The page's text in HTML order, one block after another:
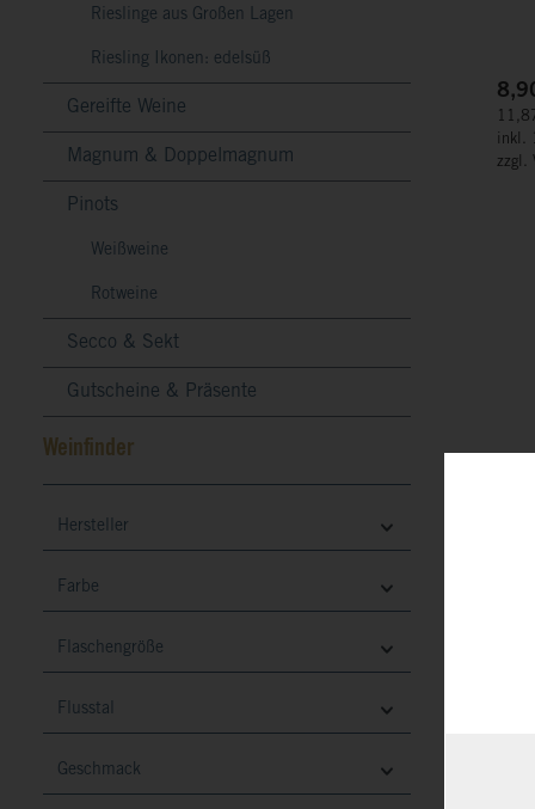
Rieslinge aus Großen Lagen
Riesling Ikonen: edelsüß
Gereifte Weine
Magnum & Doppelmagnum
Pinots
Weißweine
Rotweine
Secco & Sekt
Gutscheine & Präsente
Weinfinder
Hersteller
Farbe
Flaschengröße
Flusstal
Geschmack
inkl.
zzgl.